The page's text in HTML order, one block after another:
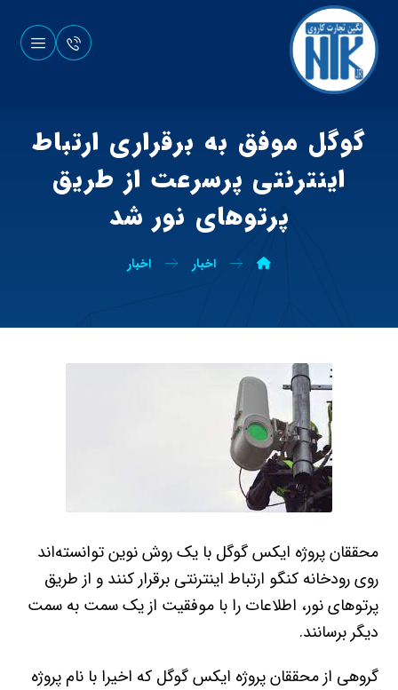
گوگل موفق به برقراری ارتباط
اینترنتی پرسرعت از طریق
پرتوهای نور شد
اخبار اخبار
محققان پروژه ایکس گوگل با یک روش نوین توانسته‌اند
روی رودخانه کنگو ارتباط اینترنتی برقرار کنند و از طریق
پرتوهای نور، اطلاعات را با موفقیت از یک سمت به سمت
دیگر برسانند.
گروهی از محققان پروژه ایکس گوگل که اخیرا با نام پروژه